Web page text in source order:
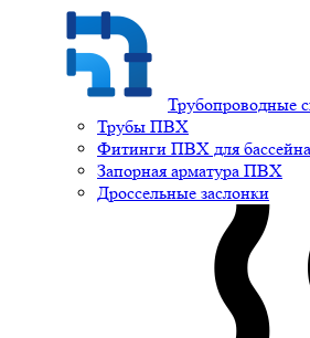
Трубопроводные
Трубы ПВХ
Фитинги ПВХ для бассейна
Запорная арматура ПВХ
Дроссельные заслонки